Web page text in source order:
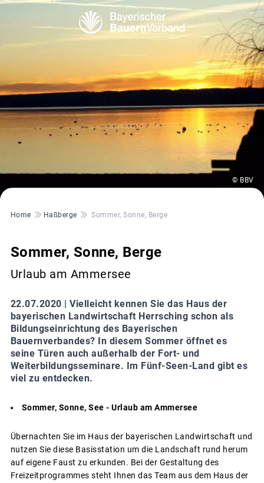
© BBV
Pfadnavigation
Home Haßberge Sommer, Sonne, Berge
Sommer, Sonne, Berge
Urlaub am Ammersee
22.07.2020 | Vielleicht kennen Sie das Haus der
bayerischen Landwirtschaft Herrsching schon als
Bildungseinrichtung des Bayerischen
Bauernverbandes? In diesem Sommer öffnet es
seine Türen auch außerhalb der Fort- und
Weiterbildungsseminare. Im Fünf-Seen-Land gibt es
viel zu entdecken.
Sommer, Sonne, See - Urlaub am Ammersee
Übernachten Sie im Haus der bayerischen Landwirtschaft und
nutzen Sie diese Basisstation um die Landschaft rund herum
auf eigene Faust zu erkunden. Bei der Gestaltung des
Freizeitprogrammes steht Ihnen das Team aus dem Haus der